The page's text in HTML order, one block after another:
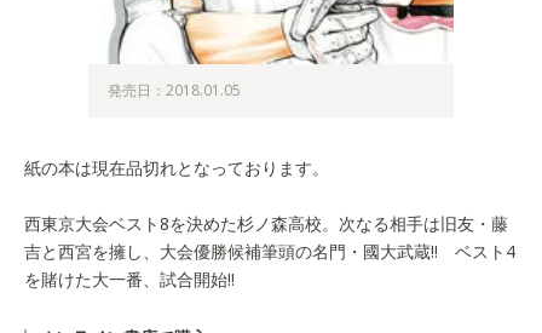
発売日：2018.01.05
紙の本は現在品切れとなっております。
西東京大会ベスト8を決めた杉ノ森高校。次なる相手は旧友・藤
吉と西宮を擁し、大会優勝候補筆頭の名門・國大武蔵!! ベスト4
を賭けた大一番、試合開始!!